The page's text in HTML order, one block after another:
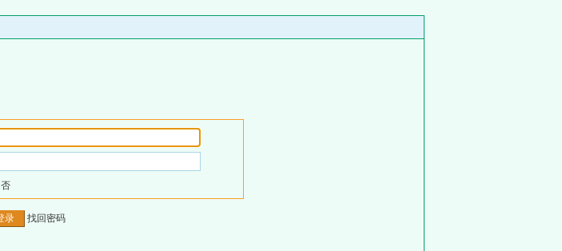
否
找回密码